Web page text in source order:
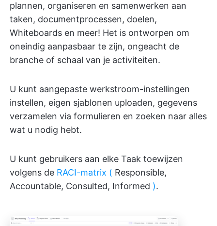
plannen, organiseren en samenwerken aan
taken, documentprocessen, doelen,
Whiteboards en meer! Het is ontworpen om
oneindig aanpasbaar te zijn, ongeacht de
branche of schaal van je activiteiten.
U kunt aangepaste werkstroom-instellingen
instellen, eigen sjablonen uploaden, gegevens
verzamelen via formulieren en zoeken naar alles
wat u nodig hebt.
U kunt gebruikers aan elke Taak toewijzen
volgens de RACI-matrix ( Responsible,
Accountable, Consulted, Informed ).